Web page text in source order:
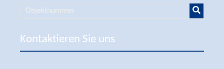
Kontaktieren Sie uns